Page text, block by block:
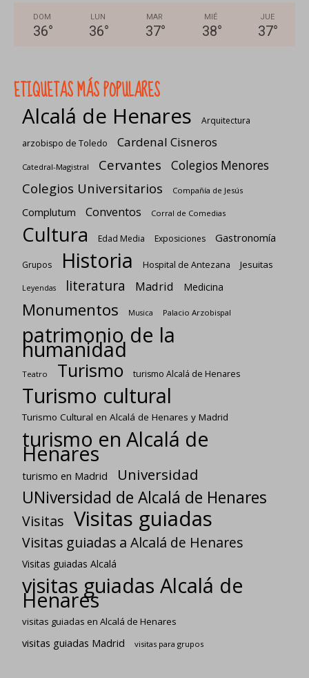
DOM
36°
LUN
36°
MAR
37°
MIÉ
38°
JUE
37°
ETIQUETAS MÁS POPULARES
Alcalá de Henares
Arquitectura
arzobispo de Toledo
Cardenal Cisneros
Catedral-Magistral Cervantes Colegios Menores
Colegios Universitarios Compañía de Jesús
Complutum Conventos Corral de Comedias
Cultura Edad Media Exposiciones Gastronomía
Grupos Historia Hospital de Antezana Jesuitas
Leyendas literatura Madrid Medicina
Monumentos Musica Palacio Arzobispal
patrimonio de la
humanidad
Teatro Turismo turismo Alcalá de Henares
Turismo cultural
Turismo Cultural en Alcalá de Henares y Madrid
turismo en Alcalá de
Henares
turismo en Madrid Universidad
UNiversidad de Alcalá de Henares
Visitas Visitas guiadas
Visitas guiadas a Alcalá de Henares
Visitas guiadas Alcalá
visitas guiadas Alcalá de
Henares
visitas guiadas en Alcalá de Henares
visitas guiadas Madrid visitas para grupos